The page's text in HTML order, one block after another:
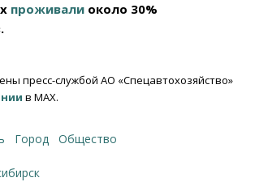
проживали около 30%
пресс-службой АО «Спецавтохозяйство»
в МАХ.
Город Общество